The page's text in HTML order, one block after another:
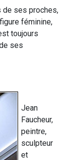
de ses proches,
féminine,
toujours
ses
Jean
Faucheur,
peintre,
sculpteur
et